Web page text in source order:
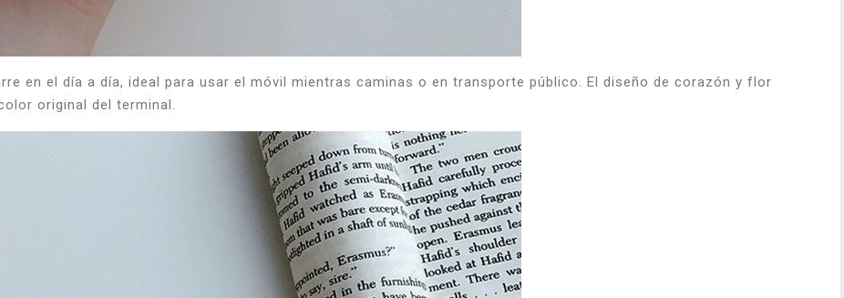
en el día a día, ideal para usar el móvil mientras caminas o en transporte público. El diseño de corazón y flor
original del terminal.